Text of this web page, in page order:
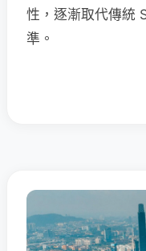
性，逐漸取代傳統
準。